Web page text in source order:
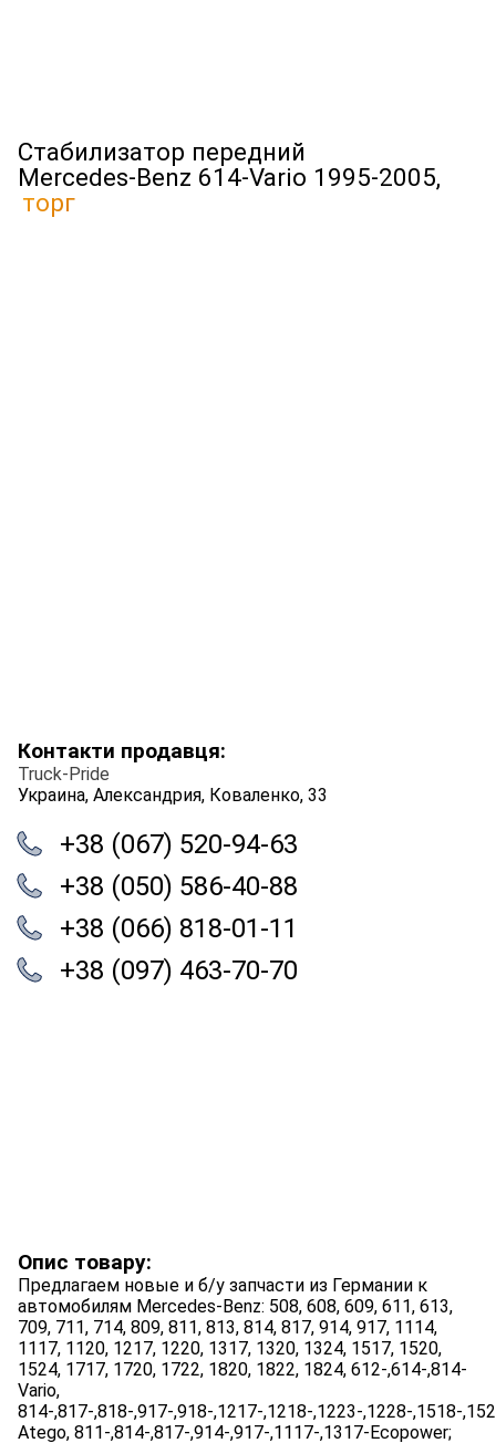
Стабилизатор передний
Mercedes-Benz 614-Vario 1995-2005,
торг
Контакти продавця:
Truck-Pride
Украина, Александрия, Коваленко, 33
+38 (067) 520-94-63
+38 (050) 586-40-88
+38 (066) 818-01-11
+38 (097) 463-70-70
Опис товару:
Предлагаем новые и б/у запчасти из Германии к
автомобилям Mercedes-Benz: 508, 608, 609, 611, 613,
709, 711, 714, 809, 811, 813, 814, 817, 914, 917, 1114,
1117, 1120, 1217, 1220, 1317, 1320, 1324, 1517, 1520,
1524, 1717, 1720, 1722, 1820, 1822, 1824, 612-,614-,814-
Vario,
814-,817-,818-,917-,918-,1217-,1218-,1223-,1228-,1518-
Atego, 811-,814-,817-,914-,917-,1117-,1317-Ecopower;